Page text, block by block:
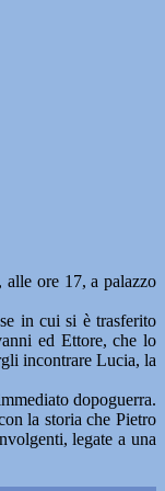
ore 17, a palazzo
in cui si è trasferito
ed Ettore, che lo
incontrare Lucia, la
dopoguerra.
la storia che Pietro
legate a una